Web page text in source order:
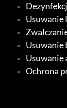
Usuwanie
Usuwanie
Usuwanie
Ochrona